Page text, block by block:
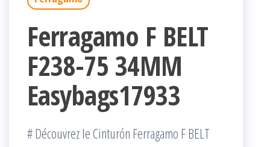
Ferragamo F BELT
F238-75 34MM
Easybags17933
# Découvrez le Cinturón Ferragamo F BELT